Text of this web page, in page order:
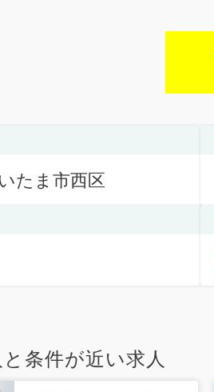
たま市西区
条件が近い求人